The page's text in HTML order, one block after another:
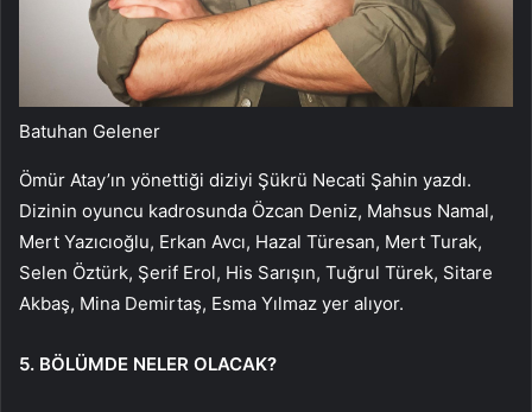
Batuhan Gelener
Ömür Atay’ın yönettiği diziyi Şükrü Necati Şahin yazdı.
Dizinin oyuncu kadrosunda Özcan Deniz, Mahsus Namal,
Mert Yazıcıoğlu, Erkan Avcı, Hazal Türesan, Mert Turak,
Selen Öztürk, Şerif Erol, His Sarışın, Tuğrul Türek, Sitare
Akbaş, Mina Demirtaş, Esma Yılmaz yer alıyor.
5. BÖLÜMDE NELER OLACAK?